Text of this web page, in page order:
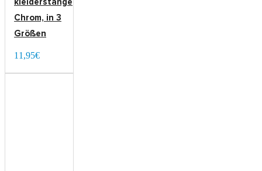
kleiderstange
Chrom, in 3
Größen
11,95€